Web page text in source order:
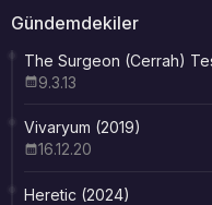
Gündemdekiler
The Surgeon (Cerrah)
9.3.13
Vivaryum (2019)
16.12.20
Heretic (2024)